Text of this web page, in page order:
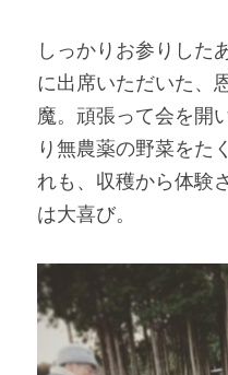
しっかりお参りした
に出席いただいた、
魔。頑張って会を開
り無農薬の野菜をた
れも、収穫から体験
は大喜び。